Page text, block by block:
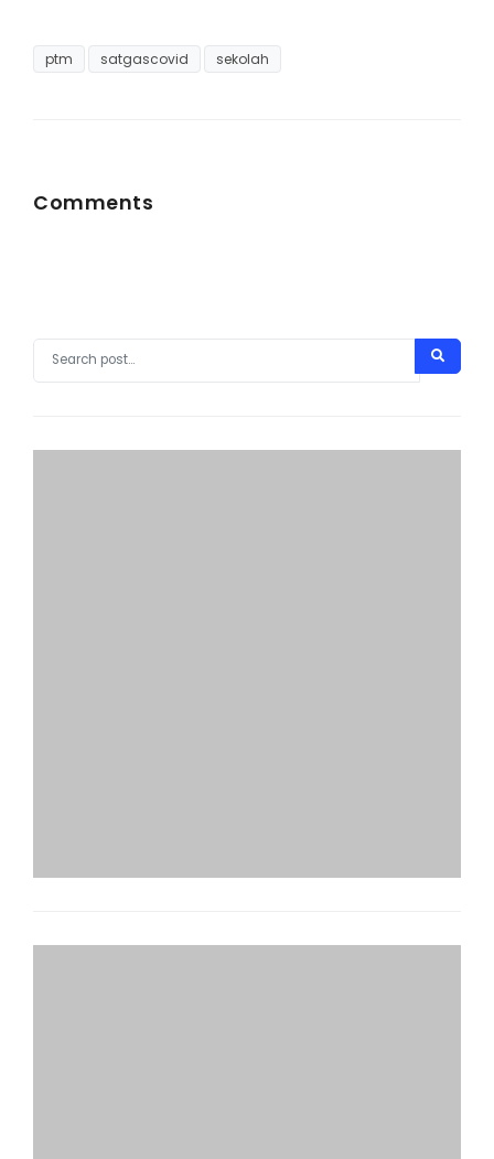
ptm satgascovid sekolah
Comments